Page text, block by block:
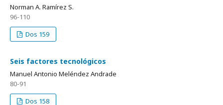
Norman A. Ramírez S.
96-110
Dos 159
Seis factores tecnológicos
Manuel Antonio Meléndez Andrade
80-91
Dos 158